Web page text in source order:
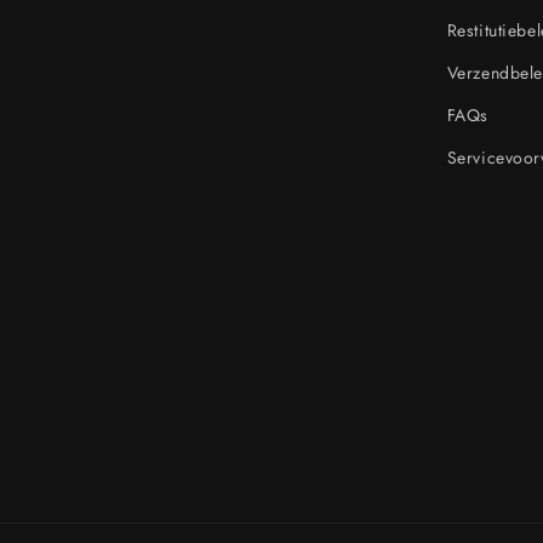
FAQs